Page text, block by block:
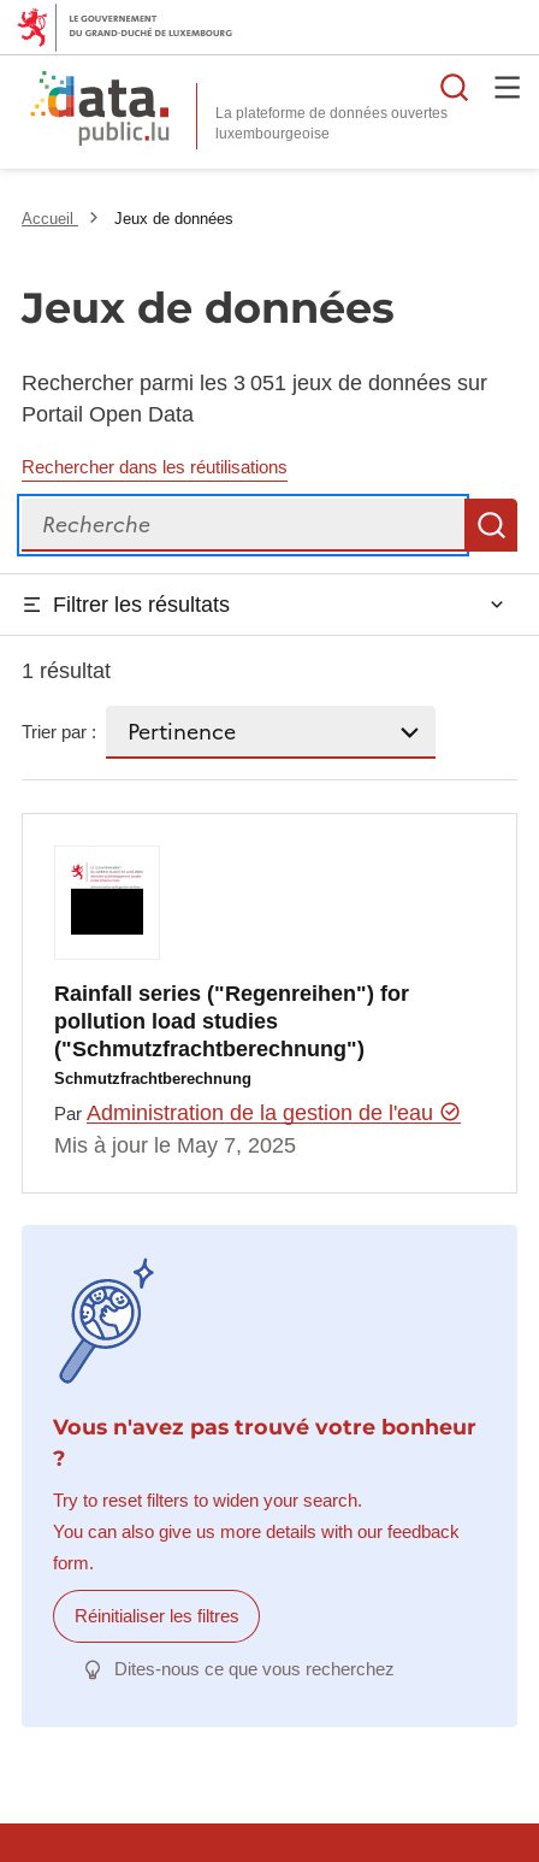
La plateforme de données ouvertes
Accueil Jeux de données
Jeux de données
Rechercher parmi les 3 051 jeux de données sur
Portail Open Data
Rechercher dans les réutilisations
Recherche
Filtrer les résultats
1 résultat
Trier par :
Rainfall series ("Regenreihen") for
pollution load studies
("Schmutzfrachtberechnung")
Schmutzfrachtberechnung
Par Administration de la gestion de l'eau
Mis à jour le May 7, 2025
Vous n'avez pas trouvé votre bonheur
?
Try to reset filters to widen your search.
You can also give us more details with our feedback
form.
Réinitialiser les filtres
Dites-nous ce que vous recherchez